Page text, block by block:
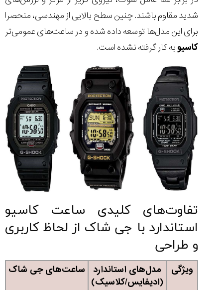
شدید مقاوم باشند. چنین سطح بالایی از مهندسی، منحصرا
برای این مدل‌ها توسعه داده شده و در ساعت‌های عمومی‌تر
کاسیوبه کار گرفته نشده است.
تفاوت‌های کلیدی ساعت کاسیو
استاندارد با جی شاک از لحاظ کاربری
و طراحی
ویژگی
مدل‌های استاندارد
(ادیفایس/کلاسیک)
ساعت‌های جی شاک